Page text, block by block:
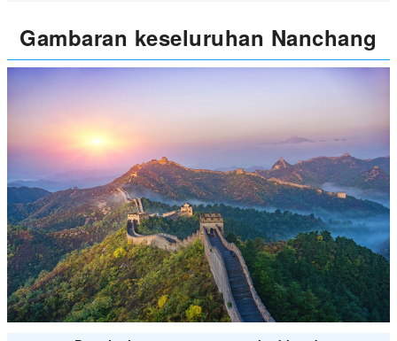
Gambaran keseluruhan Nanchang